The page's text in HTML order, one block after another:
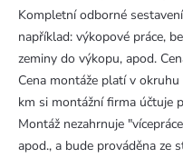
Kompletní odborné
například: výkopové práce,
zeminy do výkopu, apod.
Cena montáže platí v
km si montážní firma účtuje
Montáž nezahrnuje
apod., a bude prováděna ze